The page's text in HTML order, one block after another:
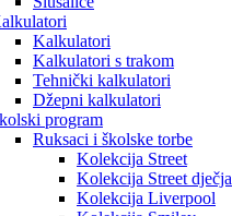
Kalkulatori
Kalkulatori s trakom
Tehnički kalkulatori
Džepni kalkulatori
program
Ruksaci i školske torbe
Kolekcija Street
Kolekcija Street dječja
Kolekcija Liverpool